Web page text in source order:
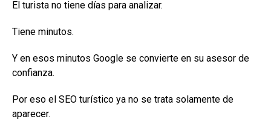
El turista no tiene días para analizar.
Tiene minutos.
Y en esos minutos Google se convierte en su asesor de
confianza.
Por eso el SEO turístico ya no se trata solamente de
aparecer.